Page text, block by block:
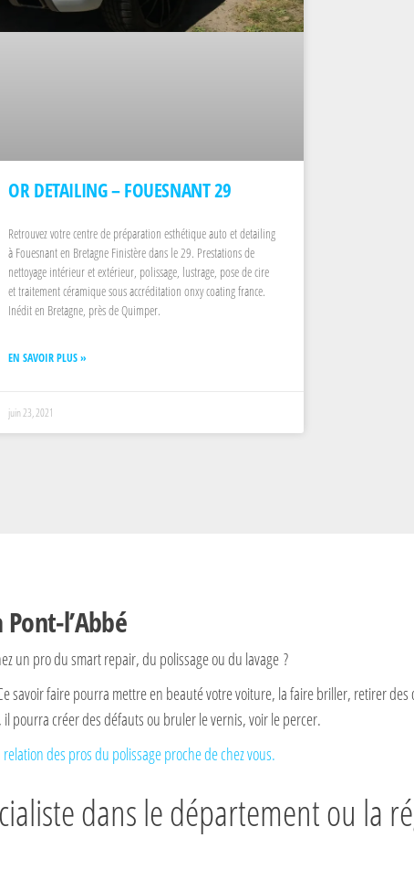
OR DETAILING – FOUESNANT 29
Retrouvez votre centre de préparation esthétique auto et detailing
à Fouesnant en Bretagne Finistère dans le 29. Prestations de
nettoyage intérieur et extérieur, polissage, lustrage, pose de cire
et traitement céramique sous accréditation onxy coating france.
Inédit en Bretagne, près de Quimper.
EN SAVOIR PLUS »
juin 23, 2021
l’Abbé
un pro du smart repair, du polissage ou du lavage ?
savoir faire pourra mettre en beauté votre voiture, la faire briller, retirer
pourra créer des défauts ou bruler le vernis, voir le percer.
relation des pros du polissage proche de chez vous.
dans le département ou la